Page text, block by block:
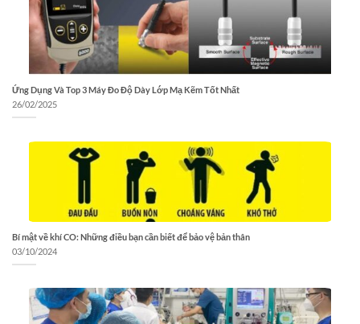
Ứng Dụng Và Top 3 Máy Đo Độ Dày Lớp Mạ Kẽm Tốt Nhất
26/02/2025
Bí mật về khí CO: Những điều bạn cần biết để bảo vệ bản thân
03/10/2024